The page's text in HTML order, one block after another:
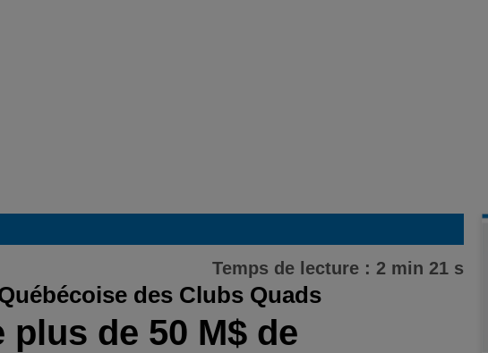
Temps de lecture : 2 min 21 s
des Clubs Quads
plus de 50 M$ de